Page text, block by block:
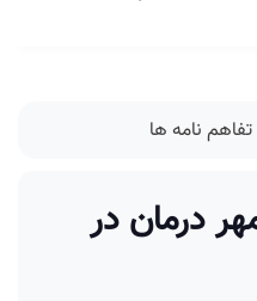
تفاهم نامه ها
درمان در